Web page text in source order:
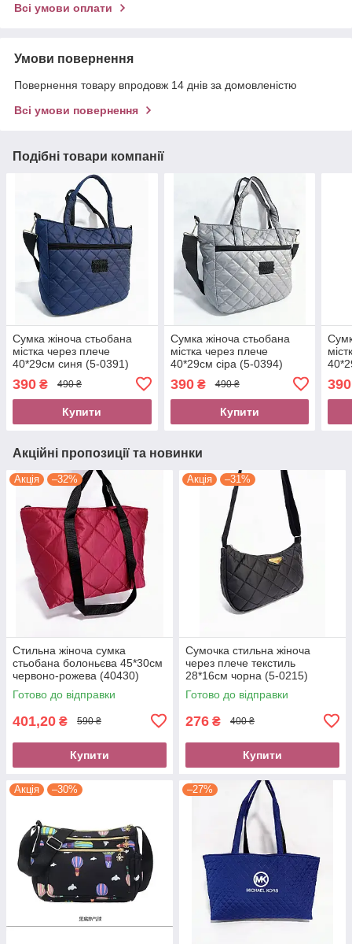
Всі умови оплати
Умови повернення
Повернення товару впродовж 14 днів за домовленістю
Всі умови повернення
Подібні товари компанії
Сумка жіноча стьобана
містка через плече
40*29см синя (5-0391)
390 ₴ 490 ₴
Купити
Сумка жіноча стьобана
містка через плече
40*29см сіра (5-0394)
390₴ 490 ₴
Купити
390
Акційні пропозиції та новинки
Акція –32%
Стильна жіноча сумка
стьобана болоньєва 45*30см
червоно-рожева (40430)
Готово до відправки
401,20 ₴ 590 ₴
Купити
Акція –31%
Сумочка стильна жіноча
через плече текстиль
28*16см чорна (5-0215)
Готово до відправки
276 ₴ 400 ₴
Купити
Акція –30% –27%